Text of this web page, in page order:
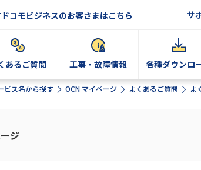
コモビジネスのお客さまはこちら サ
あるご質問 工事・故障情報 各種ダウンロ
ビス名から探す OCN マイページ よくあるご質問 よ
ジ